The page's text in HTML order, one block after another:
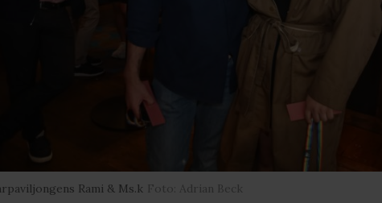
Rami & Ms.k Foto: Adrian Beck